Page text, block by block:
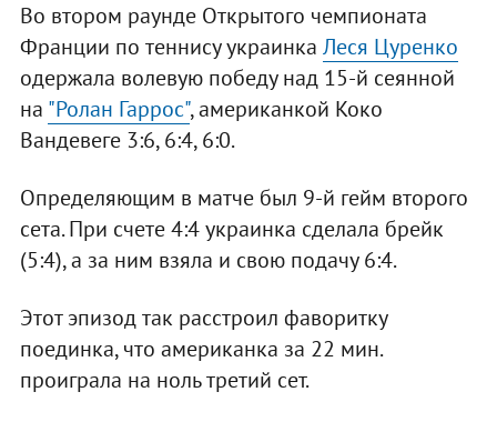
Во втором раунде Открытого чемпионата
Франции по теннису украинка Леся Цуренко
одержала волевую победу над 15-й сеянной
на "Ролан Гаррос", американкой Коко
Вандевеге 3:6, 6:4, 6:0.
Определяющим в матче был 9-й гейм второго
сета. При счете 4:4 украинка сделала брейк
(5:4), а за ним взяла и свою подачу 6:4.
Этот эпизод так расстроил фаворитку
поединка, что американка за 22 мин.
проиграла на ноль третий сет.